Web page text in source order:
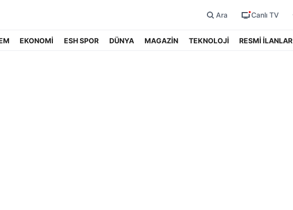
Ara Canlı TV
EKONOMİ ESH SPOR DÜNYA MAGAZİN TEKNOLOJİ RESMİ İLANLAR